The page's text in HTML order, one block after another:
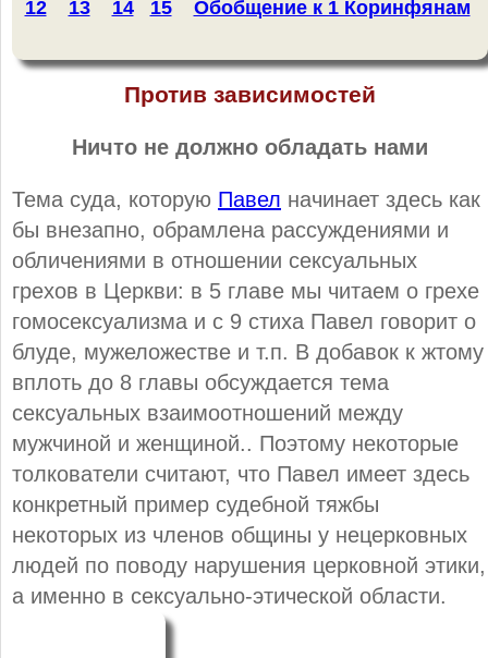
12
13 14 15 Обобщение к 1 Коринфянам
Против зависимостей
Ничто не должно обладать нами
Тема суда, которую Павел начинает здесь как
бы внезапно, обрамлена рассуждениями и
обличениями в отношении сексуальных
грехов в Церкви: в 5 главе мы читаем о грехе
гомосексуализма и с 9 стиха Павел говорит о
блуде, мужеложестве и т.п. В добавок к жтому
вплоть до 8 главы обсуждается тема
сексуальных взаимоотношений между
мужчиной и женщиной.. Поэтому некоторые
толкователи считают, что Павел имеет здесь
конкретный пример судебной тяжбы
некоторых из членов общины у нецерковных
людей по поводу нарушения церковной этики,
а именно в сексуально-этической области.